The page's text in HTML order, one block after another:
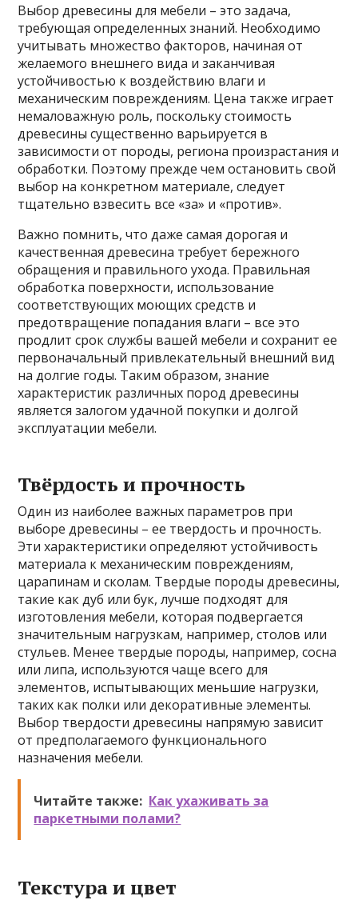
Выбор древесины для мебели – это задача,
требующая определенных знаний. Необходимо
учитывать множество факторов, начиная от
желаемого внешнего вида и заканчивая
устойчивостью к воздействию влаги и
механическим повреждениям. Цена также играет
немаловажную роль, поскольку стоимость
древесины существенно варьируется в
зависимости от породы, региона произрастания и
обработки. Поэтому прежде чем остановить свой
выбор на конкретном материале, следует
тщательно взвесить все «за» и «против».
Важно помнить, что даже самая дорогая и
качественная древесина требует бережного
обращения и правильного ухода. Правильная
обработка поверхности, использование
соответствующих моющих средств и
предотвращение попадания влаги – все это
продлит срок службы вашей мебели и сохранит ее
первоначальный привлекательный внешний вид
на долгие годы. Таким образом, знание
характеристик различных пород древесины
является залогом удачной покупки и долгой
эксплуатации мебели.
Твёрдость и прочность
Один из наиболее важных параметров при
выборе древесины – ее твердость и прочность.
Эти характеристики определяют устойчивость
материала к механическим повреждениям,
царапинам и сколам. Твердые породы древесины,
такие как дуб или бук, лучше подходят для
изготовления мебели, которая подвергается
значительным нагрузкам, например, столов или
стульев. Менее твердые породы, например, сосна
или липа, используются чаще всего для
элементов, испытывающих меньшие нагрузки,
таких как полки или декоративные элементы.
Выбор твердости древесины напрямую зависит
от предполагаемого функционального
назначения мебели.
Читайте также: Как ухаживать за
паркетными полами?
Текстура и цвет